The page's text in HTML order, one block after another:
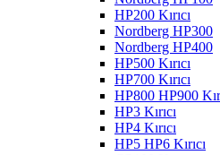
HP200 Kırıcı
Nordberg HP300
Nordberg HP400
HP500 Kırıcı
HP700 Kırıcı
HP800 HP900
HP3 Kırıcı
HP4 Kırıcı
HP5 HP6 Kırıcı